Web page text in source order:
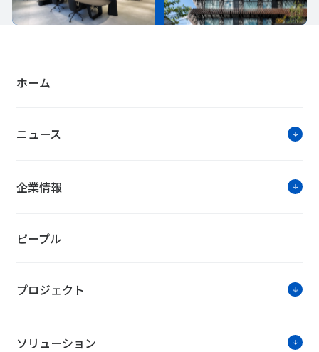
ホーム
ニュース
企業情報
ピープル
プロジェクト
ソリューション